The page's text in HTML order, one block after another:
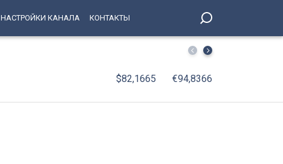
НАСТРОЙКИ КАНАЛА КОНТАКТЫ
Поймали за день: рецидивист отобрал телефон у 69-
$82,1665 €94,8366